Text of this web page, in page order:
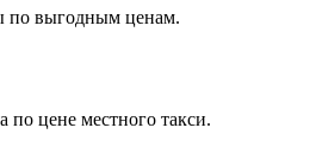
по выгодным ценам.
по цене местного такси.